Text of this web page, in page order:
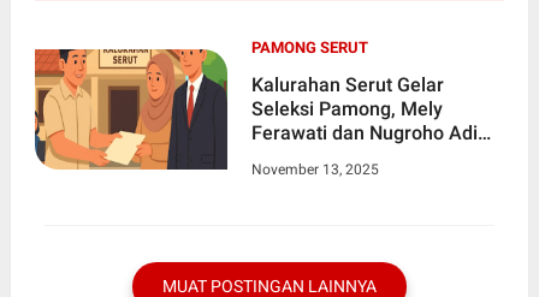
PAMONG SERUT
Kalurahan Serut Gelar
Seleksi Pamong, Mely
Ferawati dan Nugroho Adi
November 13, 2025
MUAT POSTINGAN LAINNYA